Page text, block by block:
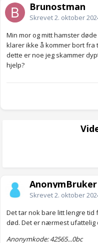
Brunostman
Skrevet2. oktober
Min mor og mitt hamster
klarer ikke å kommer bort fra
dette er noe jeg skammer
hjelp?
AnonymBruker
Skrevet2. oktober
Det tar nok bare litt lengre
død. Det er nærmest ufattelig
Anonymkode: 42565...0bc